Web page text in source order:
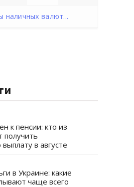
наличных валют...
к пенсии: кто из
получить
в августе
в Украине: какие
чаще всего